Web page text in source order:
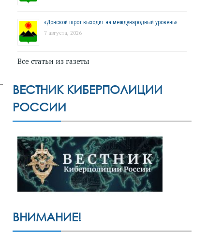
«Донской шрот выходит на международный уровень»
7 августа, 2026
Все статьи из газеты
ВЕСТНИК КИБЕРПОЛИЦИИ
РОССИИ
ВНИМАНИЕ!